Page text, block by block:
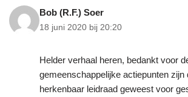
Bob (R.F.) Soer
18 juni 2020 bij 20:20
Helder verhaal heren, bedankt voor
gemeenschappelijke actiepunten zijn
herkenbaar leidraad geweest voor